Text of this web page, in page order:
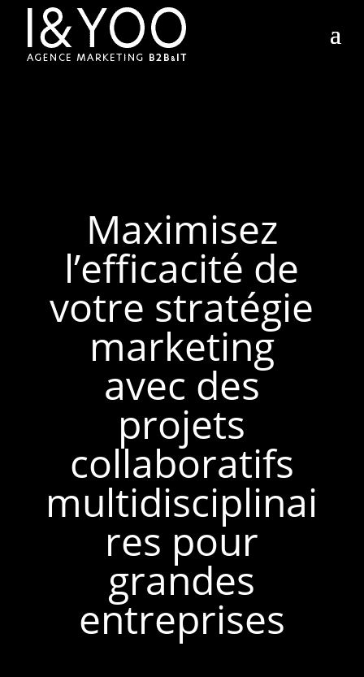
Maximisez
l’efficacité de
votre stratégie
marketing
avec des
projets
collaboratifs
multidisciplinai
res pour
grandes
entreprises